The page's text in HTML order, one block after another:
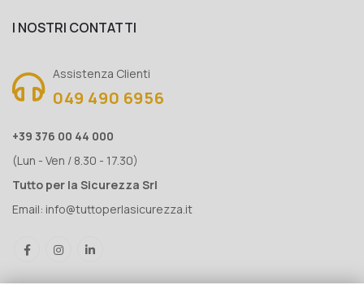
I NOSTRI CONTATTI
Assistenza Clienti
049 490 6956
+39 376 00 44 000
(Lun - Ven / 8.30 - 17.30)
Tutto per la Sicurezza Srl
Email: info@tuttoperlasicurezza.it